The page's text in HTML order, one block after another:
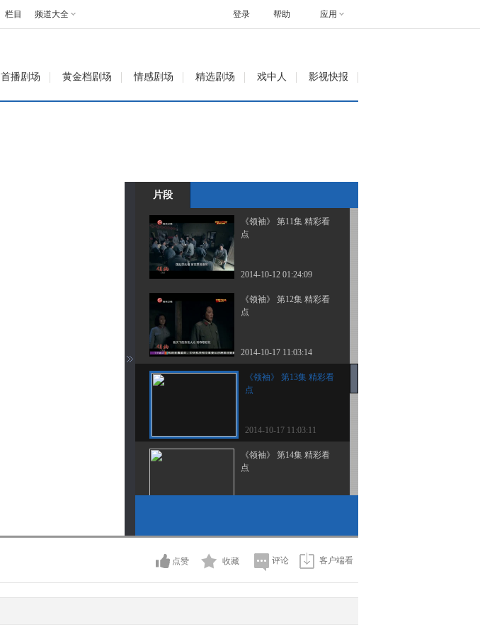
栏目 频道大全 帮助 应用
登录
首播剧场 黄金档剧场 情感剧场 精选剧场 戏中人 影视快报
片段
《领袖》 第11集 精彩看
点
2014-10-12 01:24:09
《领袖》 第12集 精彩看
点
2014-10-17 11:03:14
《领袖》 第13集 精彩看
点
2014-10-17 11:03:11
《领袖》 第14集 精彩看
点
2014-10-14 00:21:13
点
点赞 收藏 评论 客户端看